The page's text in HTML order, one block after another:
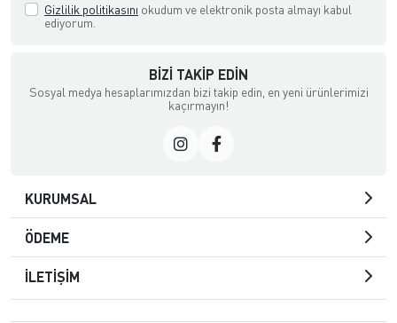
Gizlilik politikasını okudum ve elektronik posta almayı kabul
ediyorum.
BIZI TAKIP EDIN
Sosyal medya hesaplarımızdan bizi takip edin, en yeni ürünlerimizi
kaçırmayın!
KURUMSAL
ÖDEME
İLETİŞİM